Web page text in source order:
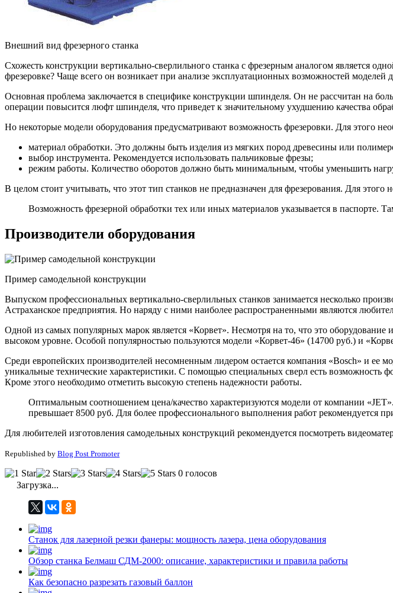
Внешний вид фрезерного станка
Схожесть конструкции вертикально-сверлильного станка с фрезерным аналогом является
фрезеровке? Чаще всего он возникает при анализе эксплуатационных возможностей моделей
Основная проблема заключается в специфике конструкции шпинделя. Он не рассчитан на
операции повысится люфт шпинделя, что приведет к значительному ухудшению качества
Но некоторые модели оборудования предусматривают возможность фрезеровки. Для этого
материал обработки. Это должны быть изделия из мягких пород древесины или
выбор инструмента. Рекомендуется использовать пальчиковые фрезы;
режим работы. Количество оборотов должно быть минимальным, чтобы уменьшить
В целом стоит учитывать, что этот тип станков не предназначен для фрезерования. Для
Возможность фрезерной обработки тех или иных материалов указывается в
Производители оборудования
Пример самодельной конструкции
Выпуском профессиональных вертикально-сверлильных станков занимается несколько
Астраханское предприятия. Но наряду с ними наиболее распространенными являются
Одной из самых популярных марок является «Корвет». Несмотря на то, что это оборудование
высоком уровне. Особой популярностью пользуются модели «Корвет-46» (14700 руб.) и
Среди европейских производителей несомненным лидером остается компания «Bosch» и ее
уникальные технические характеристики. С помощью специальных сверл есть возможность
Кроме этого необходимо отметить высокую степень надежности работы.
Оптимальным соотношением цена/качество характеризуются модели от компании
превышает 8500 руб. Для более профессионального выполнения работ рекомендуется
Для любителей изготовления самодельных конструкций рекомендуется посмотреть
Republished by Blog Post Promoter
0 голосов
Загрузка...
Станок для лазерной резки фанеры: мощность лазера, цена оборудования
Обзор станка Белмаш СДМ-2000: описание, характеристики и правила работы
Как безопасно разрезать газовый баллон